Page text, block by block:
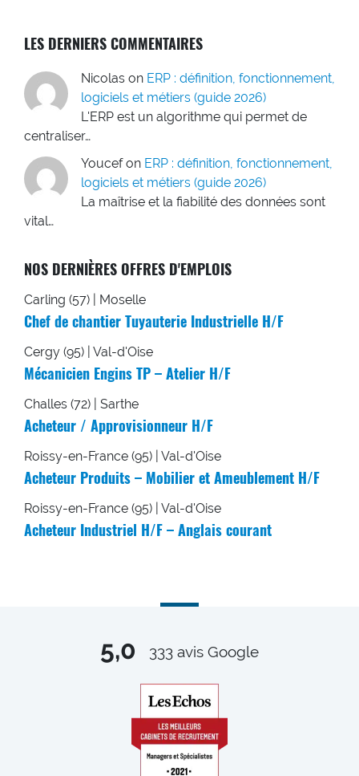
LES DERNIERS COMMENTAIRES
Nicolas on ERP : définition, fonctionnement,
logiciels et métiers (guide 2026)
L'ERP est un algorithme qui permet de
centraliser…
Youcef on ERP : définition, fonctionnement,
logiciels et métiers (guide 2026)
La maîtrise et la fiabilité des données sont
vital…
NOS DERNIÈRES OFFRES D'EMPLOIS
Carling (57) | Moselle
Chef de chantier Tuyauterie Industrielle H/F
Cergy (95) | Val-d'Oise
Mécanicien Engins TP – Atelier H/F
Challes (72) | Sarthe
Acheteur / Approvisionneur H/F
Roissy-en-France (95) | Val-d'Oise
Acheteur Produits – Mobilier et Ameublement H/F
Roissy-en-France (95) | Val-d'Oise
Acheteur Industriel H/F – Anglais courant
5,0 333 avis Google